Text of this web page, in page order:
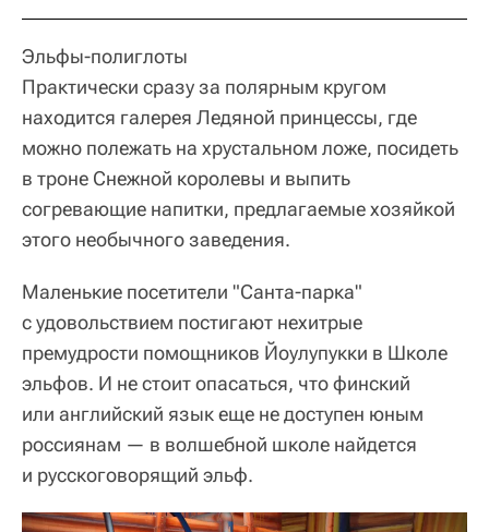
Эльфы-полиглоты
Практически сразу за полярным кругом
находится галерея Ледяной принцессы, где
можно полежать на хрустальном ложе, посидеть
в троне Снежной королевы и выпить
согревающие напитки, предлагаемые хозяйкой
этого необычного заведения.
Маленькие посетители "Санта-парка"
с удовольствием постигают нехитрые
премудрости помощников Йоулупукки в Школе
эльфов. И не стоит опасаться, что финский
или английский язык еще не доступен юным
россиянам — в волшебной школе найдется
и русскоговорящий эльф.